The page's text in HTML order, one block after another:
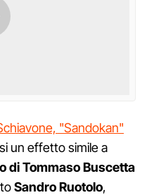
"Sandokan"
un effetto simile a
di Tommaso Buscetta
Sandro Ruotolo,